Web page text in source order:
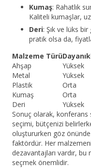
Kumaş: Rahatlık
Kaliteli kumaşlar,
Deri: Şık ve lüks
pratik olsa da,
Malzeme Türü
Ahşap
Yüksek
Metal
Yüksek
Plastik
Orta
Kumaş
Orta
Deri
Yüksek
Sonuç olarak, konferans
seçimi, bütçenizi
oluştururken göz
faktördür. Her
dezavantajları vardır, bu
seçmek önemlidir.